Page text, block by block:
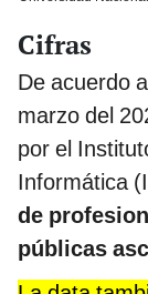
Cifras
De acuerdo
marzo del
por el
Informática
de
públicas